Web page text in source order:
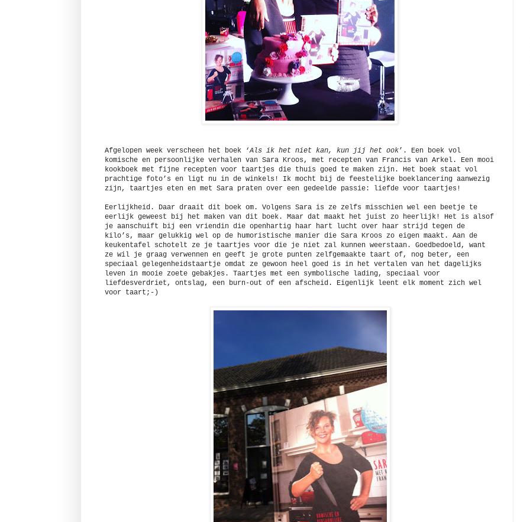
Afgelopen week verscheen het boek ‘Als ik het niet kan, kun jij het ook’. Een boek vol
komische en persoonlijke verhalen van Sara Kroos, met recepten van Francis van Arkel. Een mooi
kookboek met fijne recepten voor taartjes die thuis goed te maken zijn. Het boek staat vol
prachtige foto’s en ligt nu in de winkels! Ik mocht bij de feestelijke boeklancering aanwezig
zijn, taartjes eten en met Sara praten over een gedeelde passie: liefde voor taartjes!
Eerlijkheid. Daar draait dit boek om. Volgens Sara is ze zelfs misschien wel een beetje te
eerlijk geweest bij het maken van dit boek. Maar dat maakt het juist zo heerlijk! Het is alsof
je aanschuift bij een vriendin die openhartig haar hart lucht over haar strijd tegen de
kilo’s, maar gelukkig wel op de humoristische manier die Sara Kroos zo eigen maakt. Aan de
keukentafel schotelt ze je taartjes voor die je niet zal kunnen weerstaan. Goedbedoeld, want
ze wil je graag verwennen en geeft je grote punten zelfgemaakte taart of, nog beter, een
speciaal gelegenheidstaartje omdat ze gewoon heel goed is in het vertalen van het dagelijks
leven in mooie zoete gebakjes. Taartjes met een symbolische lading, speciaal voor
liefdesverdriet, ontslag, een burn-out of een afscheid. Eigenlijk leent elk moment zich wel
voor taart;-)